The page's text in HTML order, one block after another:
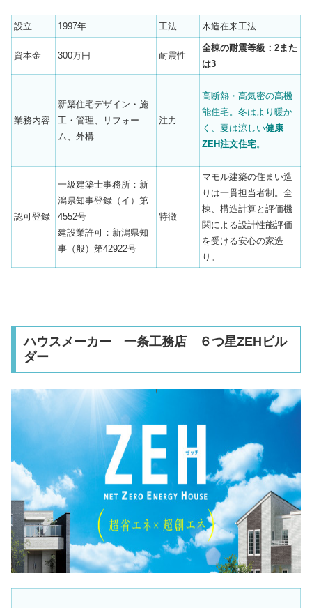
設立 1997年 工法 木造在来工法
資本金 300万円 耐震性
全棟の耐震等級：2また
は3
業務内容
新築住宅デザイン・施
工・管理、リフォー
ム、外構
注力
高断熱・高気密の高機
能住宅。 冬はより暖か
く、夏は涼しい健康
ZEH注文住宅。
認可登録
一級建築士事務所：新
潟県知事登録（イ）第
4552号
建設業許可：新潟県知
事（般）第42922号
特徴
マモル建築の住まい造
りは一貫担当者制。全
棟、構造計算と評価機
関による設計性能評価
を受ける安心の家造
り。
ハウスメーカー 一条工務店 ６つ星ZEHビル
ダー